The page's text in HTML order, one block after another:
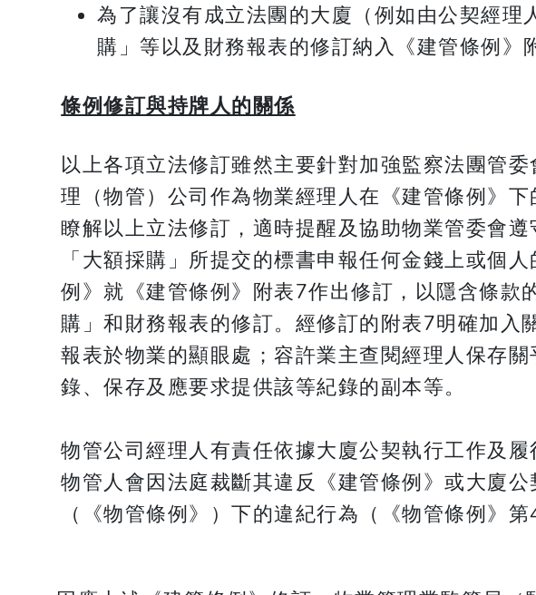
為了讓沒有成立法團的大廈（例如由公契經
購」等以及財務報表的修訂納入《建管條例》
條例修訂與持牌人的關係
以上各項立法修訂雖然主要針對加強監察法團管
理（物管）公司作為物業經理人在《建管條例》
瞭解以上立法修訂，適時提醒及協助物業管委會
「大額採購」所提交的標書申報任何金錢上或個
例》就《建管條例》附表7作出修訂，以隱含條
購」和財務報表的修訂。經修訂的附表7明確加
報表於物業的顯眼處；容許業主查閱經理人保存
錄、保存及應要求提供該等紀錄的副本等。
物管公司經理人有責任依據大廈公契執行工作及
物管人會因法庭裁斷其違反《建管條例》或大廈
（《物管條例》）下的違紀行為（《物管條例》第